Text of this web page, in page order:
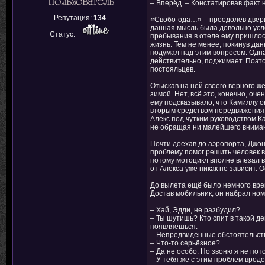
Репутация: 134
Статус:
– Вперёд. – Констатировав факт
«Свобо-ода…» – преодолев
данная мысль была довольно
пребывания в отеле ему
жизнь. Тем не менее, покинув
подумал над этим вопросом.
действительно, поджимает.
постояльцев.
Отыскав на ней своего верного
зимой. Нет, всё это, конечно,
ему подсказывало, что Камиллу
вторым средством
Алекс под чутким руководством
не обращая ни малейшего
Почти доехав до аэропорта,
проблему помог решить человек
потому мотоцикл вполне влезал
от Алекса уже никак не зависит.
До вылета ещё было немного
Достав мобильник, он набрал
– Хай, Эдди, не разбудил?
– Ты шутишь? Кто спит в такой
появляешься.
– Непредвиденные
– Что-то серьёзное?
– Да не особо. Но звоню я не
– У тебя же с этим проблем